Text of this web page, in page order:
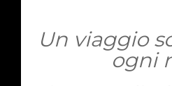
Un viaggio
ogni